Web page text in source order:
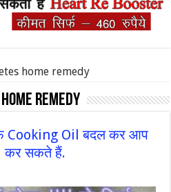
home remedy
remedy
Cooking Oil बदल कर आप
कर सकते हैं.